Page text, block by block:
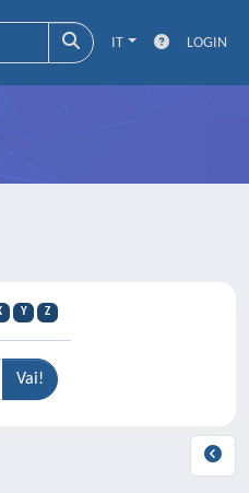
IT LOGIN
Y Z